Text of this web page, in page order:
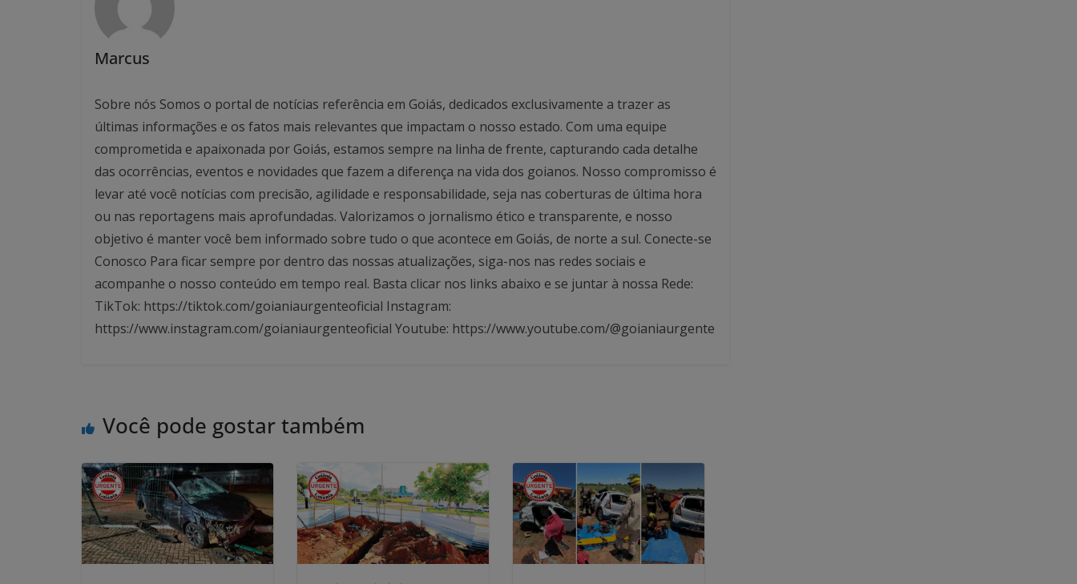
Marcus
Sobre nós Somos o portal de notícias referência em Goiás, dedicados exclusivamente a trazer as
últimas informações e os fatos mais relevantes que impactam o nosso estado. Com uma equipe
comprometida e apaixonada por Goiás, estamos sempre na linha de frente, capturando cada detalhe
das ocorrências, eventos e novidades que fazem a diferença na vida dos goianos. Nosso compromisso é
levar até você notícias com precisão, agilidade e responsabilidade, seja nas coberturas de última hora
ou nas reportagens mais aprofundadas. Valorizamos o jornalismo ético e transparente, e nosso
objetivo é manter você bem informado sobre tudo o que acontece em Goiás, de norte a sul. Conecte-se
Conosco Para ficar sempre por dentro das nossas atualizações, siga-nos nas redes sociais e
acompanhe o nosso conteúdo em tempo real. Basta clicar nos links abaixo e se juntar à nossa Rede:
TikTok: https://tiktok.com/goianiaurgenteoficial Instagram:
https://www.instagram.com/goianiaurgenteoficial Youtube: https://www.youtube.com/@goianiaurgente
Você pode gostar também